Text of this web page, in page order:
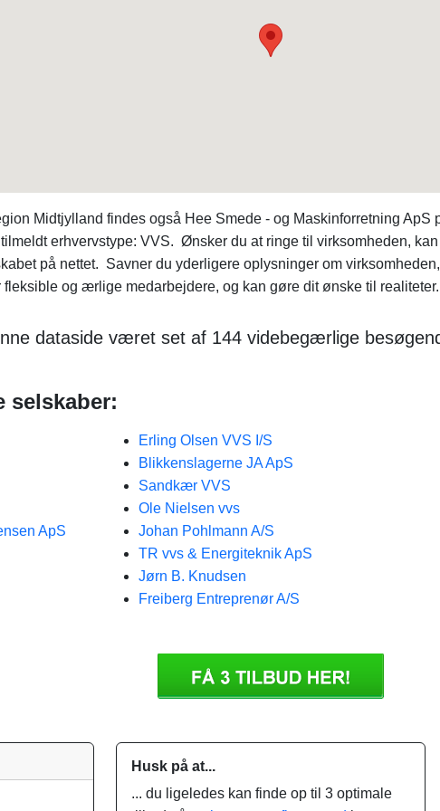
Midtjylland findes også Hee Smede - og Maskinforretning
erhvervstype: VVS. Ønsker du at ringe til virksomheden,
på nettet. Savner du yderligere oplysninger om
og ærlige medarbejdere, og kan gøre dit ønske til realiteter.
dataside været set af 144 videbegærlige
selskaber:
ApS
Erling Olsen VVS I/S
Blikkenslagerne JA ApS
Sandkær VVS
Ole Nielsen vvs
Johan Pohlmann A/S
TR vvs & Energiteknik ApS
Jørn B. Knudsen
Freiberg Entreprenør A/S
Husk på at...
... du ligeledes kan finde op til 3 optimale